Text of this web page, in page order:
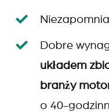
Dobre
układem
branży
o 40-